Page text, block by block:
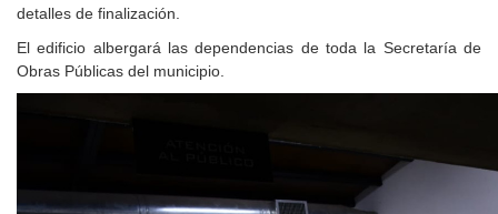
detalles de finalización.
El edificio albergará las dependencias de toda la Secretaría de
Obras Públicas del municipio.